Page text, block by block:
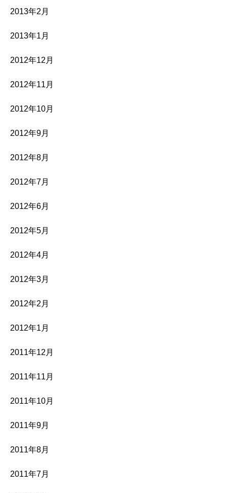
2013年2月
2013年1月
2012年12月
2012年11月
2012年10月
2012年9月
2012年8月
2012年7月
2012年6月
2012年5月
2012年4月
2012年3月
2012年2月
2012年1月
2011年12月
2011年11月
2011年10月
2011年9月
2011年8月
2011年7月